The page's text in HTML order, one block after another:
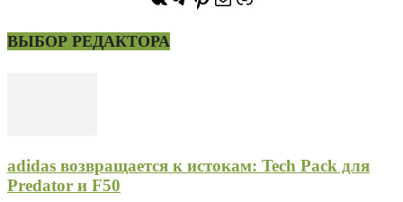
ВЫБОР РЕДАКТОРА
adidas возвращается к истокам: Tech Pack для
Predator и F50